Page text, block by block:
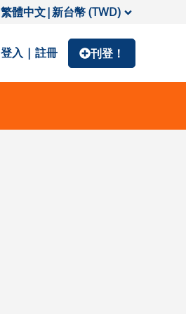
繁體中文|新台幣 (TWD)
登入 | 註冊 刊登！